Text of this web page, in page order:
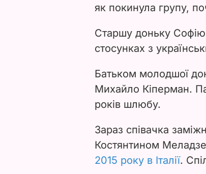
як покинула групу,
Старшу доньку
стосунках з
Батьком молодшої
Михайло Кіперман.
років шлюбу.
Зараз співачка
Костянтином
2015 року в Італії.